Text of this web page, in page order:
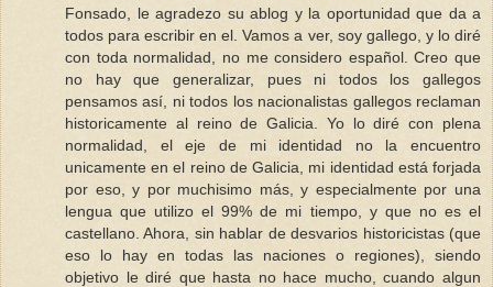
Fonsado, le agradezo su ablog y la oportunidad que da a
todos para escribir en el. Vamos a ver, soy gallego, y lo diré
con toda normalidad, no me considero español. Creo que
no hay que generalizar, pues ni todos los gallegos
pensamos así, ni todos los nacionalistas gallegos reclaman
historicamente al reino de Galicia. Yo lo diré con plena
normalidad, el eje de mi identidad no la encuentro
unicamente en el reino de Galicia, mi identidad está forjada
por eso, y por muchisimo más, y especialmente por una
lengua que utilizo el 99% de mi tiempo, y que no es el
castellano. Ahora, sin hablar de desvarios historicistas (que
eso lo hay en todas las naciones o regiones), siendo
objetivo le diré que hasta no hace mucho, cuando algun